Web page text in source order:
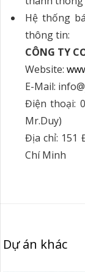
Hệ thống
thông tin:
CÔNG TY
Website:
E-Mail:
Điện thoại:
Mr.Duy)
Địa chỉ: 151
Chí Minh
Dự án khác